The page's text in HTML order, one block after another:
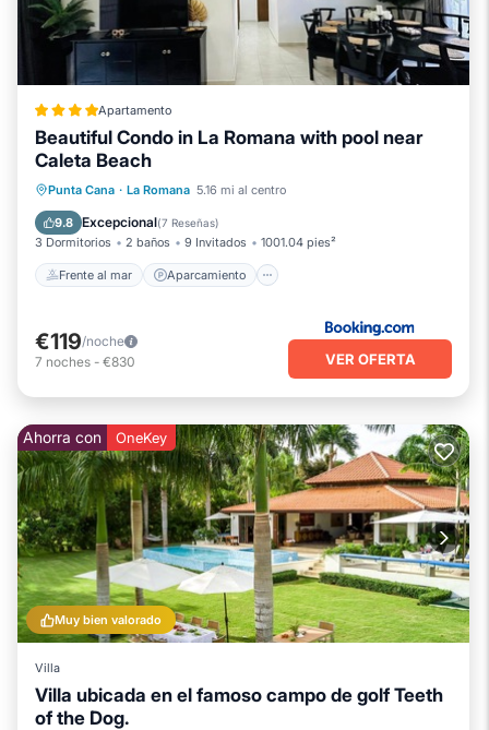
Apartamento
Beautiful Condo in La Romana with pool near
Caleta Beach
Punta Cana · La Romana 5.16 mi al centro
9.8 Excepcional(7 Reseñas)
3 Dormitorios 2 baños 9 Invitados 1001.04 pies²
Frente al mar Aparcamiento
Frente al mar Aparcamiento
Vista al mar
€119/noche
7 noches - €830 VER OFERTA
Muy bien valorado
Ahorra con OneKey
Villa
Villa ubicada en el famoso campo de golf Teeth
of the Dog.